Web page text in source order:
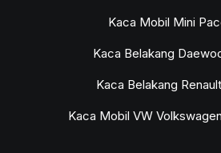
Kaca Mobil Mini
Kaca Belakang
Kaca Belakang
Kaca Mobil VW